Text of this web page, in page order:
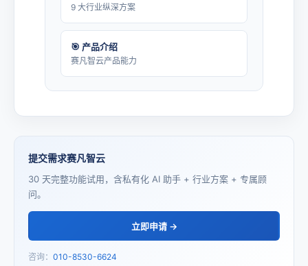
9 大行业纵深方案
🎯 产品介绍
赛凡智云产品能力
提交需求赛凡智云
30 天完整功能试用，含私有化 AI 助手 + 行业方案 + 专属顾
问。
立即申请 →
咨询： 010-8530-6624